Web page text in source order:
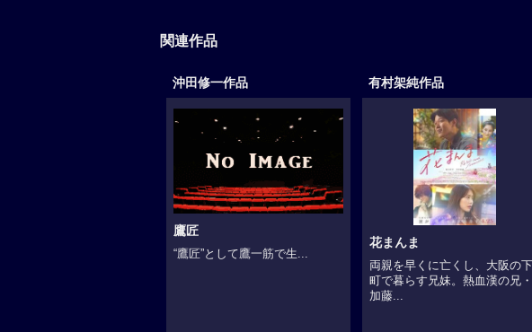
関連作品
沖田修一作品
鷹匠
“鷹匠”として鷹一筋で生...
有村架純作品
花まんま
両親を早くに亡くし、大阪の下
町で暮らす兄妹。熱血漢の兄・
加藤...